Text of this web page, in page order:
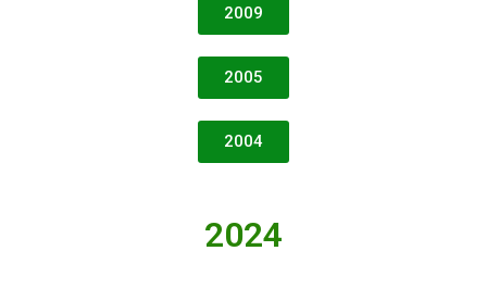
2009
2005
2004
2024